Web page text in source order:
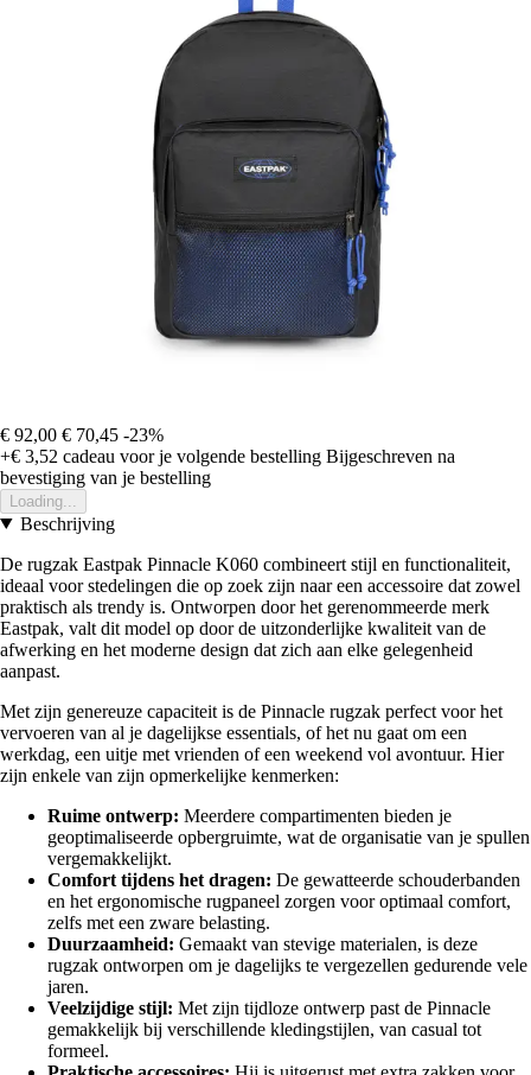
€ 92,00 € 70,45 -23%
+€ 3,52 cadeau voor je volgende bestelling Bijgeschreven na
bevestiging van je bestelling
Loading...
Beschrijving
De rugzak Eastpak Pinnacle K060 combineert stijl en functionaliteit,
ideaal voor stedelingen die op zoek zijn naar een accessoire dat zowel
praktisch als trendy is. Ontworpen door het gerenommeerde merk
Eastpak, valt dit model op door de uitzonderlijke kwaliteit van de
afwerking en het moderne design dat zich aan elke gelegenheid
aanpast.
Met zijn genereuze capaciteit is de Pinnacle rugzak perfect voor het
vervoeren van al je dagelijkse essentials, of het nu gaat om een
werkdag, een uitje met vrienden of een weekend vol avontuur. Hier
zijn enkele van zijn opmerkelijke kenmerken:
Ruime ontwerp: Meerdere compartimenten bieden je
geoptimaliseerde opbergruimte, wat de organisatie van je spullen
vergemakkelijkt.
Comfort tijdens het dragen: De gewatteerde schouderbanden
en het ergonomische rugpaneel zorgen voor optimaal comfort,
zelfs met een zware belasting.
Duurzaamheid: Gemaakt van stevige materialen, is deze
rugzak ontworpen om je dagelijks te vergezellen gedurende vele
jaren.
Veelzijdige stijl: Met zijn tijdloze ontwerp past de Pinnacle
gemakkelijk bij verschillende kledingstijlen, van casual tot
formeel.